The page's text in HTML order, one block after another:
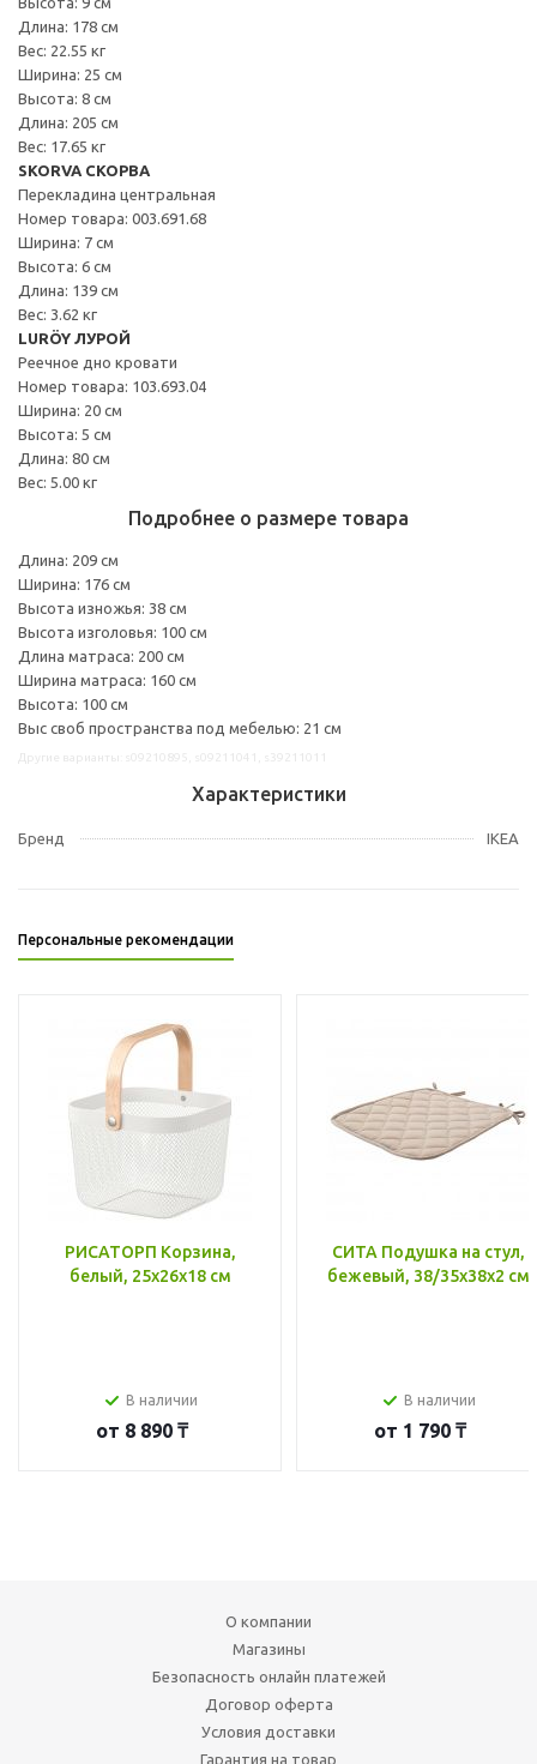
Длина: 178 см
Вес: 22.55 кг
Ширина: 25 см
Высота: 8 см
Длина: 205 см
Вес: 17.65 кг
SKORVA СКОРВА
Перекладина центральная
Номер товара: 003.691.68
Ширина: 7 см
Высота: 6 см
Длина: 139 см
Вес: 3.62 кг
LURÖY ЛУРОЙ
Реечное дно кровати
Номер товара: 103.693.04
Ширина: 20 см
Высота: 5 см
Длина: 80 см
Вес: 5.00 кг
Подробнее о размере товара
Длина: 209 см
Ширина: 176 см
Высота изножья: 38 см
Высота изголовья: 100 см
Длина матраса: 200 см
Ширина матраса: 160 см
Высота: 100 см
Выс своб пространства под мебелью: 21 см
Характеристики
Бренд IKEA
Персональные рекомендации
РИСАТОРП Корзина,
белый, 25x26x18 см
В наличии
от 8 890 ₸
СИТА Подушка на стул,
бежевый, 38/35x38x2 см
В наличии
от 1 790 ₸
О компании
Магазины
Безопасность онлайн платежей
Договор оферта
Условия доставки
Гарантия на товар